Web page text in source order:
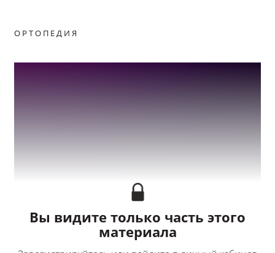
ОРТОПЕДИЯ
Вы видите только часть этого
материала